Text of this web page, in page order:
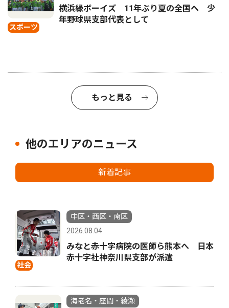
スポーツ
横浜緑ボーイズ 11年ぶり夏の全国へ 少
年野球県支部代表として
もっと見る
他のエリアのニュース
新着記事
社会
中区・西区・南区
2026.08.04
みなと赤十字病院の医師ら熊本へ 日本
赤十字社神奈川県支部が派遣
海老名・座間・綾瀬